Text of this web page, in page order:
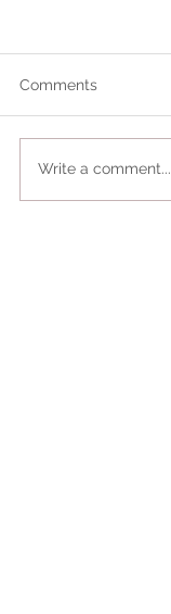
Comments
Write a comment...